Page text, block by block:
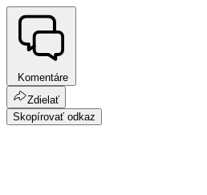
Komentáre
Zdielať
Skopírovať odkaz